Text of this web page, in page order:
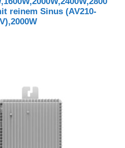
reinem Sinus (AV210-